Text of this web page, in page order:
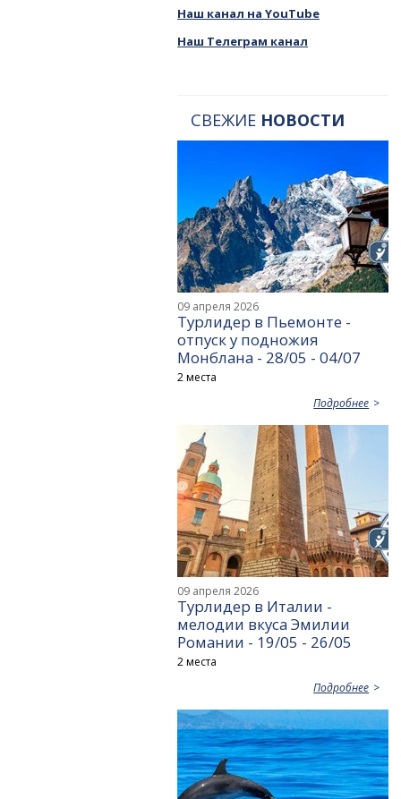
Наш канал на YouTube
Наш Телеграм канал
СВЕЖИЕ НОВОСТИ
09 апреля 2026
Турлидер в Пьемонте -
отпуск у подножия
Монблана - 28/05 - 04/07
2 места
Подробнее
09 апреля 2026
Турлидер в Италии -
мелодии вкуса Эмилии
Романии - 19/05 - 26/05
2 места
Подробнее